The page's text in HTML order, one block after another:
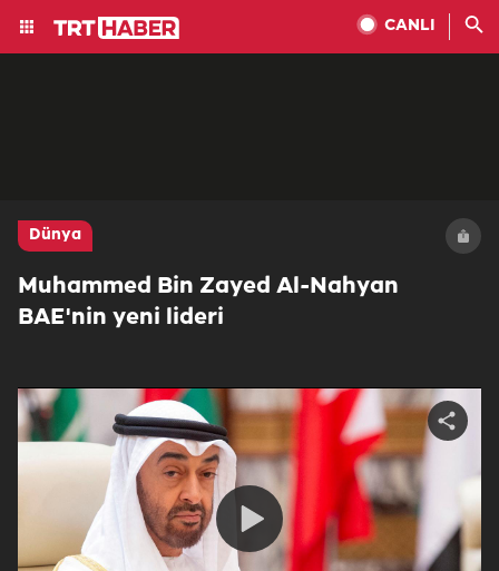
CANLI
Dünya
Muhammed Bin Zayed Al-Nahyan
BAE'nin yeni lideri
Play
Share
video